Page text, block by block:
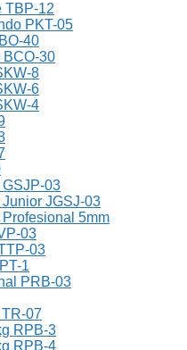
TBP-12
PKT-05
40
BCO-30
8
6
4
03
JGSJ-03
5mm
03
03
1
PRB-03
07
RPB-3
RPB-4